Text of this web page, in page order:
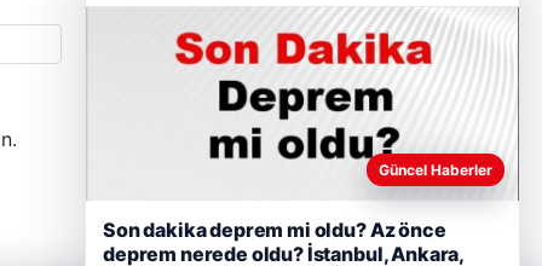
26/05/2026
Güncel Haberler
Son dakika deprem mi oldu? Az önce
deprem nerede oldu? İstanbul, Ankara,